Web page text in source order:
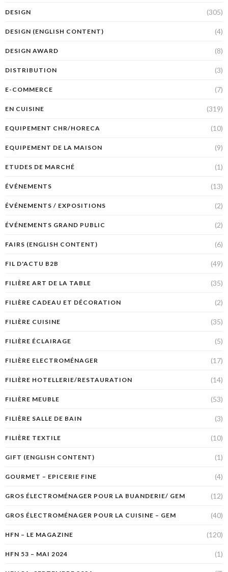
DESIGN (305)
DESIGN (ENGLISH CONTENT) (4)
DESIGN AWARD (8)
DISTRIBUTION (3)
E-COMMERCE (7)
EN CUISINE (319)
EQUIPEMENT CHR/HORECA (10)
EQUIPEMENT DE LA MAISON (9)
ETUDES DE MARCHÉ (1)
ÉVÉNEMENTS (13)
ÉVÉNEMENTS / EXPOSITIONS (2)
ÉVÉNEMENTS GRAND PUBLIC (2)
FAIRS (ENGLISH CONTENT) (6)
FIL D'ACTU B2B (49)
FILIÈRE ART DE LA TABLE (35)
FILIÈRE CADEAU ET DÉCORATION (2)
FILIÈRE CUISINE (35)
FILIÈRE ÉCLAIRAGE (5)
FILIÈRE ELECTROMÉNAGER (17)
FILIÈRE HOTELLERIE/RESTAURATION (14)
FILIÈRE MEUBLE (53)
FILIÈRE SALLE DE BAIN (3)
FILIÈRE TEXTILE (10)
GIFT (ENGLISH CONTENT) (1)
GOURMET – EPICERIE FINE (4)
GROS ÉLECTROMÉNAGER POUR LA BUANDERIE/ GEM (12)
GROS ÉLECTROMÉNAGER POUR LA CUISINE – GEM (40)
HFN – LE MAGAZINE (120)
HFN 53 – MAI 2024 (1)